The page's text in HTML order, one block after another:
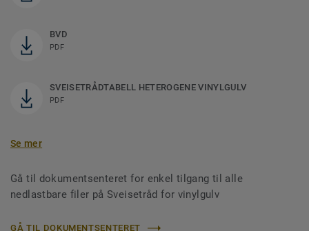
BVD
PDF
SVEISETRÅDTABELL HETEROGENE VINYLGULV
PDF
Se mer
Gå til dokumentsenteret for enkel tilgang til alle
nedlastbare filer på Sveisetråd for vinylgulv
GÅ TIL DOKUMENTSENTERET